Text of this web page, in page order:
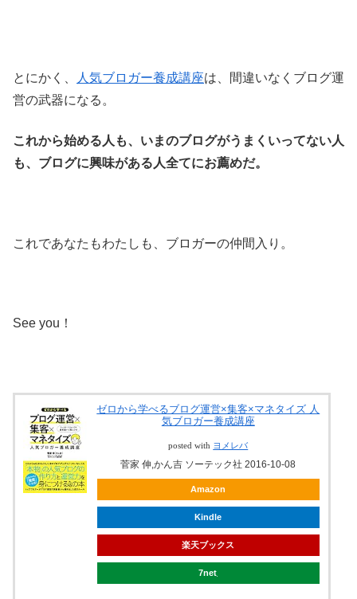
とにかく、 人気ブロガー養成講座は、間違いなくブログ運
営の武器になる。
これから始める人も、いまのブログがうまくいってない人
も、ブログに興味がある人全てにお薦めだ。
これであなたもわたしも、ブロガーの仲間入り。
See you！
ゼロから学べるブログ運営×集客×マネタイズ 人
気ブロガー養成講座
posted with ヨメレバ
菅家 伸,かん吉 ソーテック社 2016-10-08
Amazon
Kindle
楽天ブックス
7net